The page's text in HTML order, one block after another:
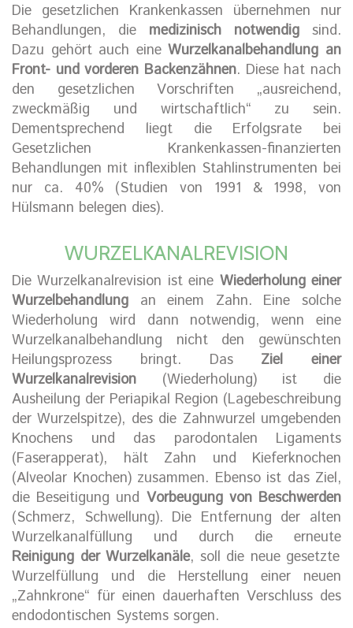
Die gesetzlichen Krankenkassen übernehmen nur
Behandlungen, die medizinisch notwendig sind.
Dazu gehört auch eineWurzelkanalbehandlung an
Front- und vorderen Backenzähnen. Diese hat nach
den gesetzlichen Vorschriften „ausreichend,
zweckmäßig und wirtschaftlich“ zu sein.
Dementsprechend liegt die Erfolgsrate bei
Gesetzlichen Krankenkassen-finanzierten
Behandlungen mit inflexiblen Stahlinstrumenten bei
nur ca. 40% (Studien von 1991 & 1998, von
Hülsmann belegen dies).
WURZELKANALREVISION
Die Wurzelkanalrevision ist eine Wiederholung einer
Wurzelbehandlung an einem Zahn. Eine solche
Wiederholung wird dann notwendig, wenn eine
Wurzelkanalbehandlung nicht den gewünschten
Heilungsprozess bringt. Das Ziel einer
Wurzelkanalrevision (Wiederholung) ist die
Ausheilung der Periapikal Region (Lagebeschreibung
der Wurzelspitze), des die Zahnwurzel umgebenden
Knochens und das parodontalen Ligaments
(Faserapperat), hält Zahn und Kieferknochen
(Alveolar Knochen) zusammen. Ebenso ist das Ziel,
die Beseitigung und Vorbeugung von Beschwerden
(Schmerz, Schwellung). Die Entfernung der alten
Wurzelkanalfüllung und durch die erneute
Reinigung der Wurzelkanäle, soll die neue gesetzte
Wurzelfüllung und die Herstellung einer neuen
„Zahnkrone“ für einen dauerhaften Verschluss des
endodontischen Systems sorgen.